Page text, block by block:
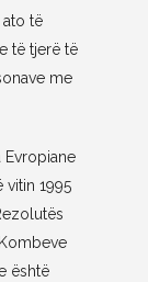
të
të tjerë të
me
Evropiane
vitin 1995
është